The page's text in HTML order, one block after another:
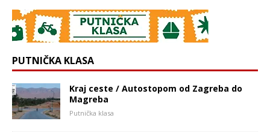
PUTNIČKA KLASA
Kraj ceste / Autostopom od Zagreba do
Magreba
Putnička klasa